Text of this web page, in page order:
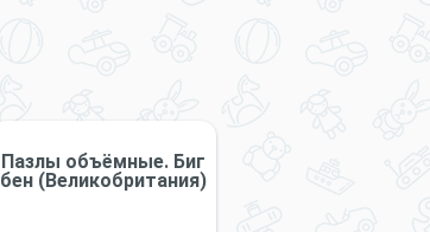
Пазлы объёмные. Биг
бен (Великобритания)